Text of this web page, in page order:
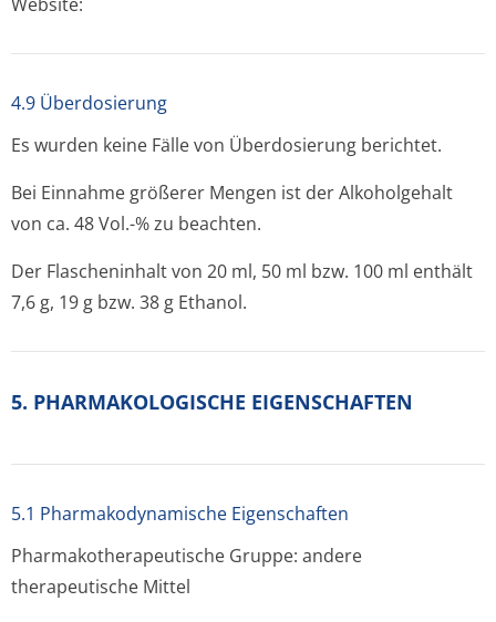
4.9 Überdosierung
Es wurden keine Fälle von Überdosierung berichtet.
Bei Einnahme größerer Mengen ist der Alkoholgehalt
von ca. 48 Vol.-% zu beachten.
Der Flascheninhalt von 20 ml, 50 ml bzw. 100 ml enthält
7,6 g, 19 g bzw. 38 g Ethanol.
5. PHARMAKOLOGISCHE EIGENSCHAFTEN
5.1 Pharmakodynamische Eigenschaften
Pharmakothera­peutische Gruppe: andere
therapeutische Mit­tel